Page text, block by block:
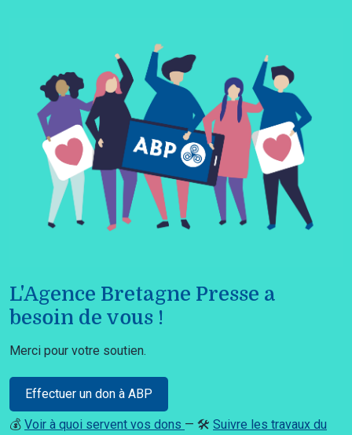
L'Agence Bretagne Presse a
besoin de vous !
Merci pour votre soutien.
Effectuer un don à ABP
💰 Voir à quoi servent vos dons — 🛠️ Suivre les travaux du